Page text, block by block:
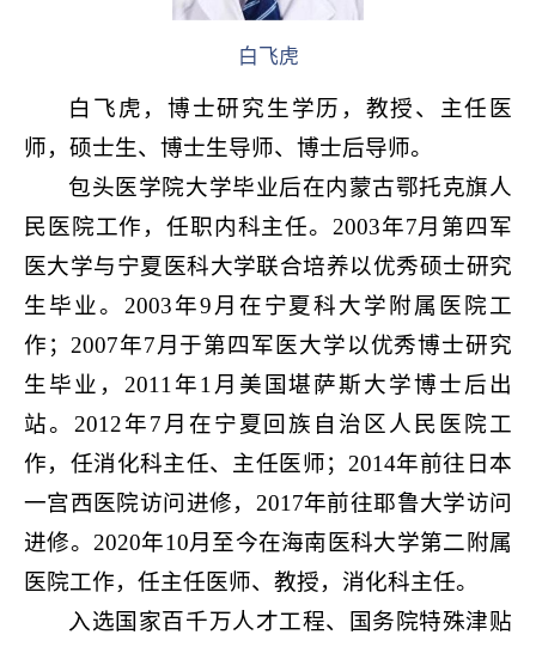
白飞虎
白飞虎，博士研究生学历，教授、主任医
师，硕士生、博士生导师、博士后导师。
包头医学院大学毕业后在内蒙古鄂托克旗人
民医院工作，任职内科主任。2003年7月第四军
医大学与宁夏医科大学联合培养以优秀硕士研究
生毕业。2003年9月在宁夏科大学附属医院工
作；2007年7月于第四军医大学以优秀博士研究
生毕业，2011年1月美国堪萨斯大学博士后出
站。2012年7月在宁夏回族自治区人民医院工
作，任消化科主任、主任医师；2014年前往日本
一宫西医院访问进修，2017年前往耶鲁大学访问
进修。2020年10月至今在海南医科大学第二附属
医院工作，任主任医师、教授，消化科主任。
入选国家百千万人才工程、国务院特殊津贴